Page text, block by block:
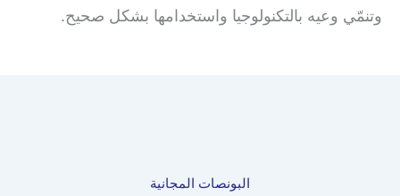
وتنمّي وعيه بالتكنولوجيا واستخدامها بشكل صحيح.
البونصات المجانية